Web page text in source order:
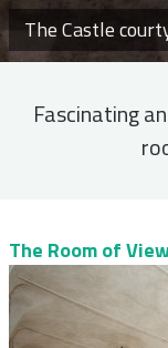
The Castle
Fascinating
The Room of